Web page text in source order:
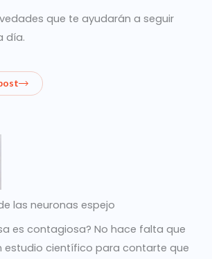
que te ayudarán a seguir
día.
las neuronas espejo
es contagiosa? No hace falta que
estudio científico para contarte que